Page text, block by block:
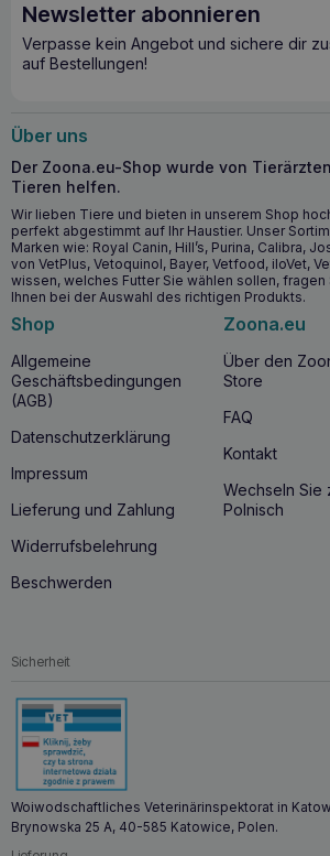
Newsletter abonnieren
Verpasse kein Angebot und sichere dir
auf Bestellungen!
Über uns
Der Zoona.eu-Shop wurde von
Tieren helfen.
Wir lieben Tiere und bieten in unserem Shop
perfekt abgestimmt auf Ihr Haustier. Unser
Marken wie: Royal Canin, Hill’s, Purina, Calibra,
von VetPlus, Vetoquinol, Bayer, Vetfood, iloVet,
wissen, welches Futter Sie wählen sollen, fragen
Ihnen bei der Auswahl des richtigen Produkts.
Shop
Allgemeine
Geschäftsbedingungen
(AGB)
Datenschutzerklärung
Impressum
Lieferung und Zahlung
Widerrufsbelehrung
Beschwerden
Zoona.eu
Über den
Store
FAQ
Kontakt
Wechseln Sie
Polnisch
Sicherheit
Woiwodschaftliches Veterinärinspektorat in
Brynowska 25 A, 40-585 Katowice, Polen.